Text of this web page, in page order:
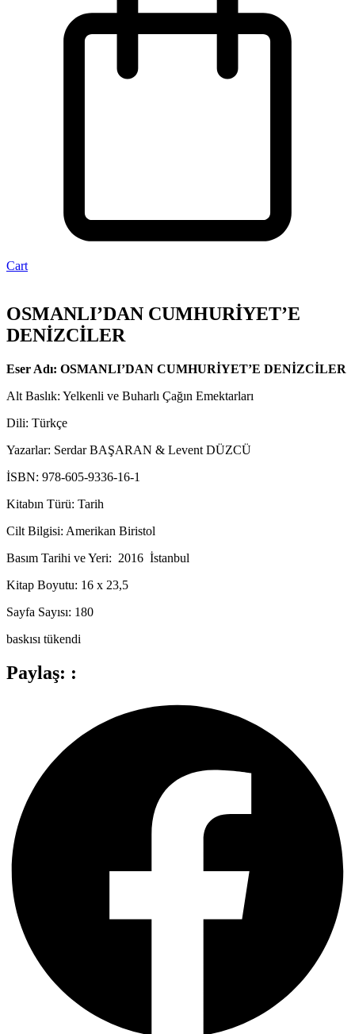
Cart
OSMANLI’DAN CUMHURİYET’E
DENİZCİLER
Eser Adı: OSMANLI’DAN CUMHURİYET’E DENİZCİLER
Alt Baslık: Yelkenli ve Buharlı Çağın Emektarları
Dili: Türkçe
Yazarlar: Serdar BAŞARAN & Levent DÜZCÜ
İSBN: 978-605-9336-16-1
Kitabın Türü: Tarih
Cilt Bilgisi: Amerikan Biristol
Basım Tarihi ve Yeri: 2016 İstanbul
Kitap Boyutu: 16 x 23,5
Sayfa Sayısı: 180
baskısı tükendi
Paylaş: :